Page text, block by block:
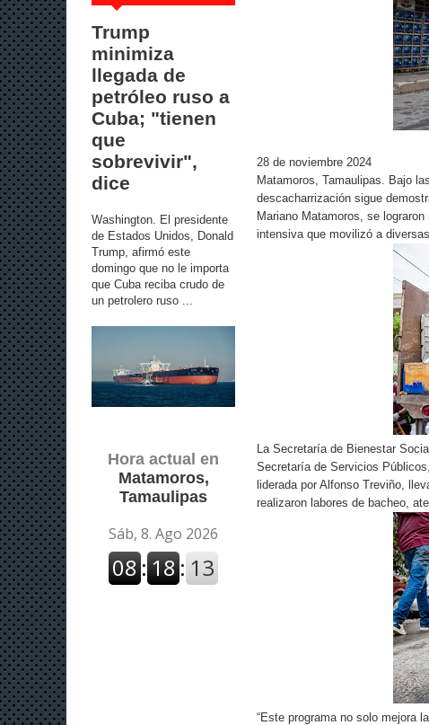
Trump
minimiza
llegada de
petróleo ruso a
Cuba; "tienen
que
sobrevivir",
dice
Washington. El presidente
de Estados Unidos, Donald
Trump, afirmó este
domingo que no le importa
que Cuba reciba crudo de
un petrolero ruso ...
Hora actual en
Matamoros,
Tamaulipas
28 de noviembre 2024
Matamoros, Tamaulipas. Bajo
descacharrización sigue
Mariano Matamoros, se
intensiva que movilizó a
La Secretaría de Bienestar
Secretaría de Servicios
liderada por Alfonso Treviño,
realizaron labores de bacheo,
“Este programa no solo mejora